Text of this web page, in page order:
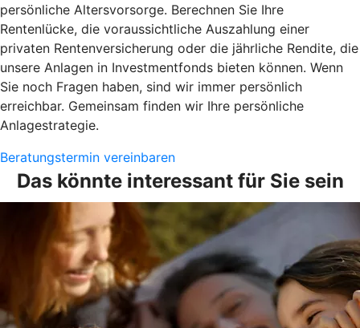
persönliche Altersvorsorge. Berechnen Sie Ihre
Rentenlücke, die voraussichtliche Auszahlung einer
privaten Rentenversicherung oder die jährliche Rendite, die
unsere Anlagen in Investmentfonds bieten können. Wenn
Sie noch Fragen haben, sind wir immer persönlich
erreichbar. Gemeinsam finden wir Ihre persönliche
Anlagestrategie.
Beratungstermin vereinbaren
Das könnte interessant für Sie sein